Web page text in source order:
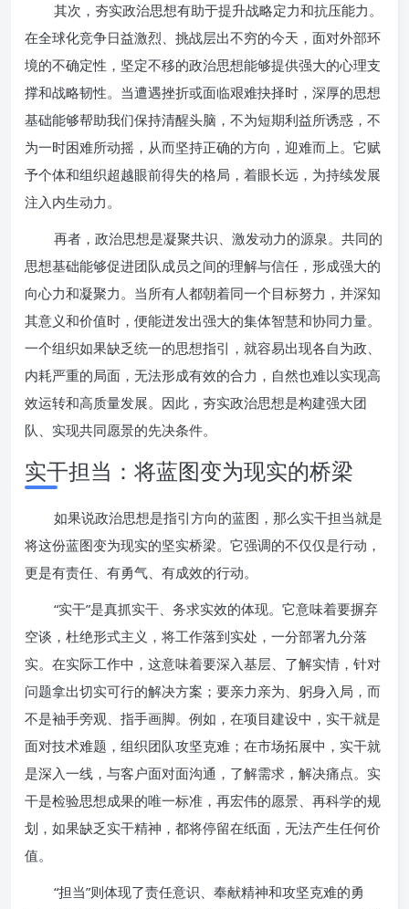
其次，夯实政治思想有助于提升战略定力和抗压能力。
在全球化竞争日益激烈、挑战层出不穷的今天，面对外部环
境的不确定性，坚定不移的政治思想能够提供强大的心理支
撑和战略韧性。当遭遇挫折或面临艰难抉择时，深厚的思想
基础能够帮助我们保持清醒头脑，不为短期利益所诱惑，不
为一时困难所动摇，从而坚持正确的方向，迎难而上。它赋
予个体和组织超越眼前得失的格局，着眼长远，为持续发展
注入内生动力。
再者，政治思想是凝聚共识、激发动力的源泉。共同的
思想基础能够促进团队成员之间的理解与信任，形成强大的
向心力和凝聚力。当所有人都朝着同一个目标努力，并深知
其意义和价值时，便能迸发出强大的集体智慧和协同力量。
一个组织如果缺乏统一的思想指引，就容易出现各自为政、
内耗严重的局面，无法形成有效的合力，自然也难以实现高
效运转和高质量发展。因此，夯实政治思想是构建强大团
队、实现共同愿景的先决条件。
实干担当：将蓝图变为现实的桥梁
如果说政治思想是指引方向的蓝图，那么实干担当就是
将这份蓝图变为现实的坚实桥梁。它强调的不仅仅是行动，
更是有责任、有勇气、有成效的行动。
“实干”是真抓实干、务求实效的体现。它意味着要摒弃
空谈，杜绝形式主义，将工作落到实处，一分部署九分落
实。在实际工作中，这意味着要深入基层、了解实情，针对
问题拿出切实可行的解决方案；要亲力亲为、躬身入局，而
不是袖手旁观、指手画脚。例如，在项目建设中，实干就是
面对技术难题，组织团队攻坚克难；在市场拓展中，实干就
是深入一线，与客户面对面沟通，了解需求，解决痛点。实
干是检验思想成果的唯一标准，再宏伟的愿景、再科学的规
划，如果缺乏实干精神，都将停留在纸面，无法产生任何价
值。
“担当”则体现了责任意识、奉献精神和攻坚克难的勇